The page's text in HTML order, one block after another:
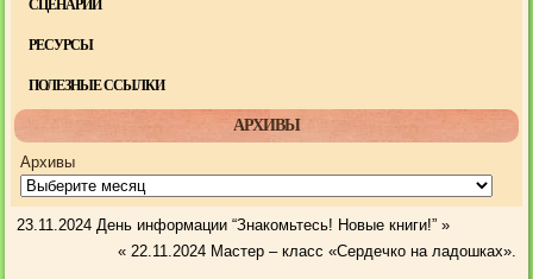
СЦЕНАРИИ
РЕСУРСЫ
ПОЛЕЗНЫЕ ССЫЛКИ
АРХИВЫ
Архивы
23.11.2024 День информации “Знакомьтесь! Новые книги!” »
« 22.11.2024 Мастер – класс «Сердечко на ладошках».